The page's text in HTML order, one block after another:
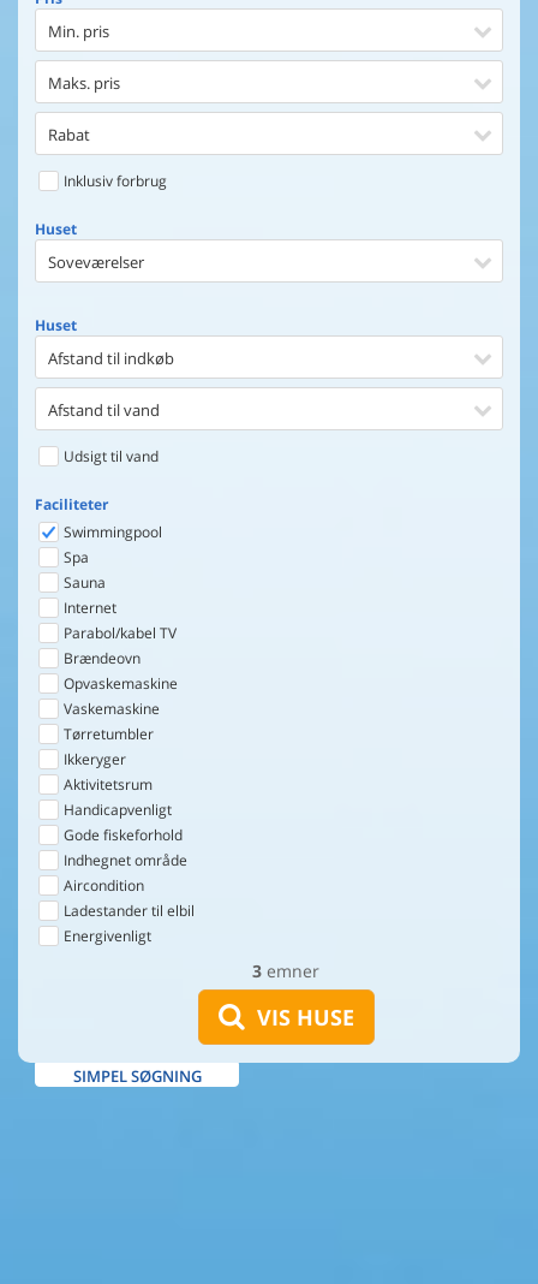
Min. pris
Maks. pris
Rabat
Inklusiv forbrug
Huset
Soveværelser
3 emner
VIS HUSE
Huset
Afstand til indkøb
Afstand til vand
Udsigt til vand
Faciliteter
Swimmingpool
Spa
Sauna
Internet
Parabol/kabel TV
Brændeovn
Opvaskemaskine
Vaskemaskine
Tørretumbler
Ikkeryger
Aktivitetsrum
Handicapvenligt
Gode fiskeforhold
Indhegnet område
Aircondition
Ladestander til elbil
Energivenligt
SIMPEL SØGNING